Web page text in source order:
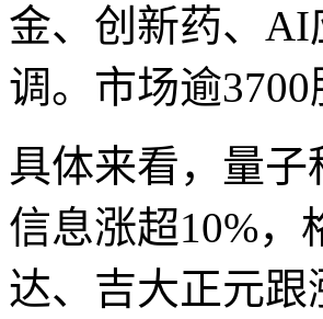
金、创新药、
调。市场逾3700
具体来看，量
信息涨超10%，
达、吉大正元跟